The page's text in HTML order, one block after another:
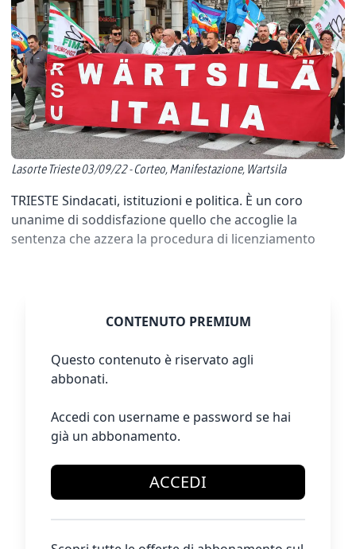
Lasorte Trieste 03/09/22 - Corteo, Manifestazione, Wartsila
TRIESTE Sindacati, istituzioni e politica. È un coro
unanime di soddisfazione quello che accoglie la
sentenza che azzera la procedura di licenziamento
CONTENUTO PREMIUM
Questo contenuto è riservato agli
abbonati.
Accedi con username e password se hai
già un abbonamento.
ACCEDI